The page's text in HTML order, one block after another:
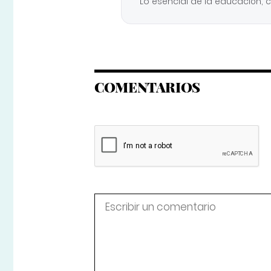
COMENTARIOS